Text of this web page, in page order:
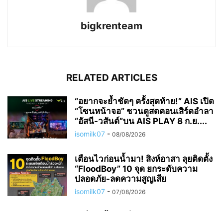
bigkrenteam
RELATED ARTICLES
“อยากจะย้ำชัดๆ ครั้งสุดท้าย!” AIS เปิด
“โซนหน้าจอ” ชวนดูสดคอนเสิร์ตอำลา
“อัสนี-วสันต์”บน AIS PLAY 8 ก.ย....
isomilk07 - 08/08/2026
เตือนไวก่อนน้ำมา! สิงห์อาสา ลุยติดตั้ง
“FloodBoy” 10 จุด ยกระดับความ
ปลอดภัย-ลดความสูญเสีย
isomilk07 - 07/08/2026